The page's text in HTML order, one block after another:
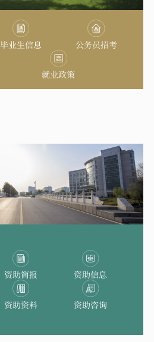
毕业生信息 公务员招考
就业政策
资助简报 资助信息
资助资料 资助咨询